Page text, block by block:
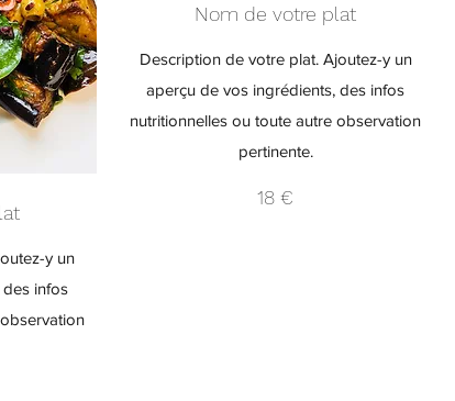
y un
infos
Nom de votre plat
Description de votre plat. Ajoutez-y un
aperçu de vos ingrédients, des infos
nutritionnelles ou toute autre observation
pertinente.
18 €